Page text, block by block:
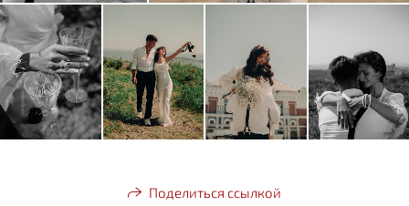
Поделиться ссылкой